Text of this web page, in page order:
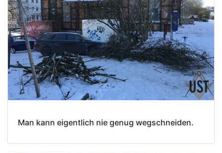
Man kann eigentlich nie genug wegschneiden.